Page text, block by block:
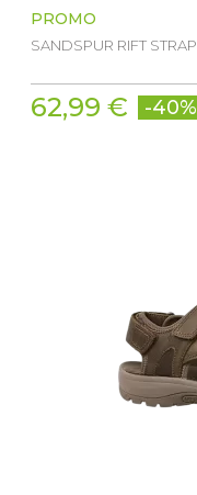
PROMO
SANDSPUR RIFT STRAP
62,99 € -40%